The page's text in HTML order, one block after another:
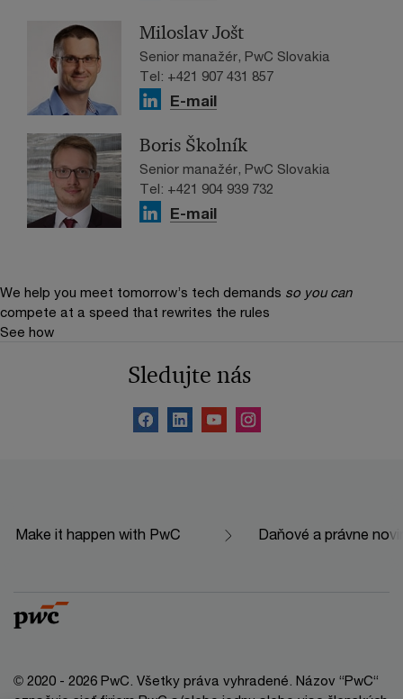
Miloslav Jošt
Senior manažér, PwC Slovakia
Tel: +421 907 431 857
E-mail
Boris Školník
Senior manažér, PwC Slovakia
Tel: +421 904 939 732
E-mail
We help you meet tomorrow’s tech demands so you can
compete at a speed that rewrites the rules
See how
Sledujte nás
Make it happen with PwC Daňové a právne
© 2020 - 2026 PwC. Všetky práva vyhradené. Názov “PwC“